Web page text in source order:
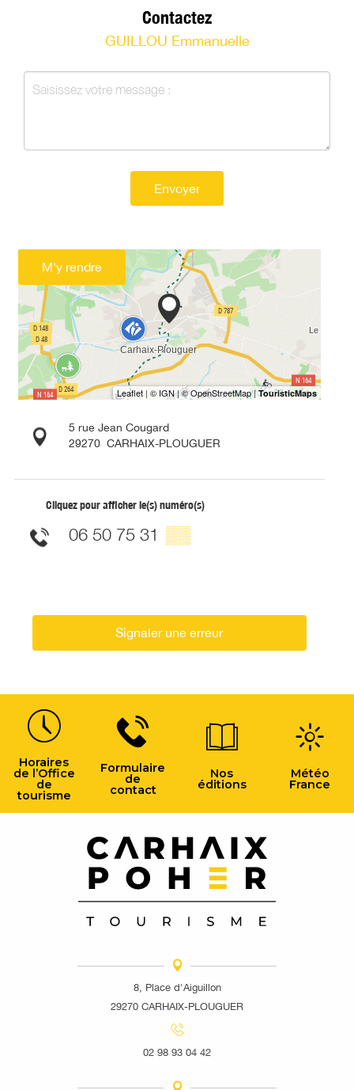
Contactez
GUILLOU Emmanuelle
Envoyer
M'y rendre
5 rue Jean Cougard
29270 CARHAIX-PLOUGUER
Cliquez pour afficher le(s) numéro(s)
06 50 75 31 ▒▒
Signaler une erreur
Horaires
de l’Office
de
tourisme
Formulaire
de
contact
Nos
éditions
Météo
France
8, Place d'Aiguillon
29270 CARHAIX-PLOUGUER
02 98 93 04 42